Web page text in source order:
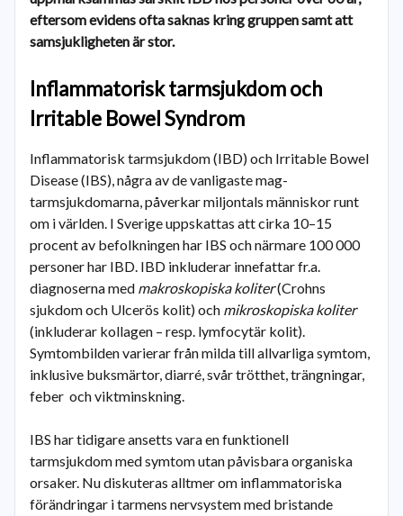
eftersom evidens ofta saknas kring gruppen samt att
samsjukligheten är stor.
Inflammatorisk tarmsjukdom och
Irritable Bowel Syndrom
Inflammatorisk tarmsjukdom (IBD) och Irritable Bowel
Disease (IBS), några av de vanligaste mag-
tarmsjukdomarna, påverkar miljontals människor runt
om i världen. I Sverige uppskattas att cirka 10–15
procent av befolkningen har IBS och närmare 100 000
personer har IBD. IBD inkluderar innefattar fr.a.
diagnoserna med makroskopiska koliter(Crohns
sjukdom och Ulcerös kolit) och mikroskopiska koliter
(inkluderar kollagen – resp. lymfocytär kolit).
Symtombilden varierar från milda till allvarliga symtom,
inklusive buksmärtor, diarré, svår trötthet, trängningar,
feber och viktminskning.
IBS har tidigare ansetts vara en funktionell
tarmsjukdom med symtom utan påvisbara organiska
orsaker. Nu diskuteras alltmer om inflammatoriska
förändringar i tarmens nervsystem med bristande